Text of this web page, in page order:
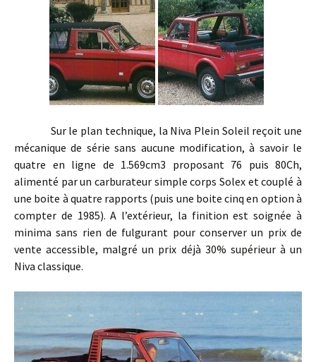
Sur le plan technique, la Niva Plein Soleil reçoit une
mécanique de série sans aucune modification, à savoir le
quatre en ligne de 1.569cm3 proposant 76 puis 80Ch,
alimenté par un carburateur simple corps Solex et couplé à
une boite à quatre rapports (puis une boite cinq en option à
compter de 1985). A l’extérieur, la finition est soignée à
minima sans rien de fulgurant pour conserver un prix de
vente accessible, malgré un prix déjà 30% supérieur à un
Niva classique.